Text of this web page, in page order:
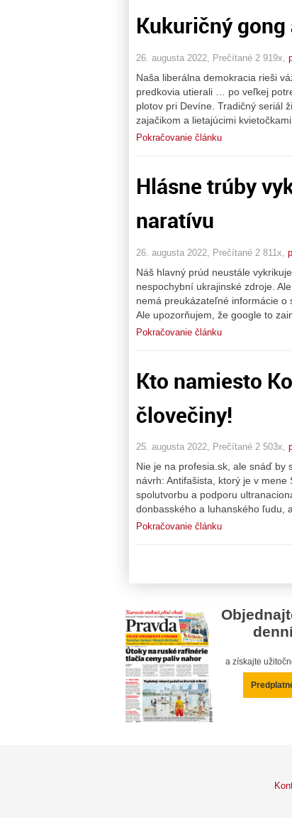
Kukuričný
26. augusta 2022, Prečítané 2 919x,
Naša liberálna demokracia rieši
predkovia utierali … po veľkej
plotov pri Devíne. Tradičný seriál
zajačikom a lietajúcimi
Pokračovanie článku
Hlásne trúby
naratívu
26. augusta 2022, Prečítané 2 811x,
Náš hlavný prúd neustále
nespochybní ukrajinské zdroje.
nemá preukázateľné informácie o
Ale upozorňujem, že google to
Pokračovanie článku
Kto namiesto
človečiny!
25. augusta 2022, Prečítané 2 503x,
Nie je na profesia.sk, ale snáď by
návrh: Antifašista, ktorý je v
spolutvorbu a podporu
donbasského a luhanského ľudu,
Pokračovanie článku
a získajte